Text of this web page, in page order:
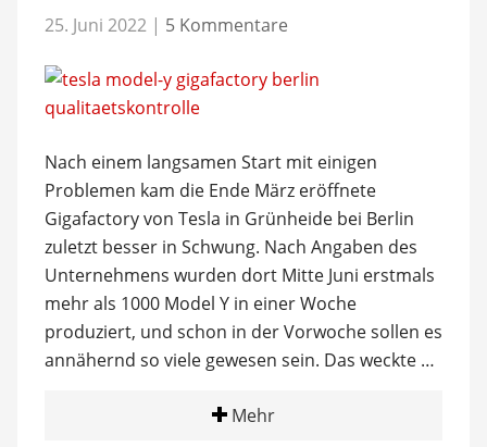
25. Juni 2022 | 5 Kommentare
Nach einem langsamen Start mit einigen
Problemen kam die Ende März eröffnete
Gigafactory von Tesla in Grünheide bei Berlin
zuletzt besser in Schwung. Nach Angaben des
Unternehmens wurden dort Mitte Juni erstmals
mehr als 1000 Model Y in einer Woche
produziert, und schon in der Vorwoche sollen es
annähernd so viele gewesen sein. Das weckte …
Mehr